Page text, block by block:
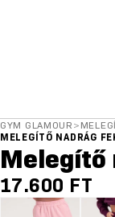
GYM GLAMOUR >
MELEGÍTŐ NADRÁG
Melegítő
17.600 FT